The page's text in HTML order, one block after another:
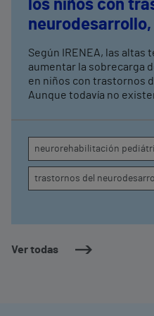
Ver todas
los niños con
neurodesarrollo,
pediátrica de
Según IRENEA, las altas
aumentar la sobrecarga
en niños con trastornos
Aunque todavía no
atención, la regulación
conducta
neurorehabilitación
trastornos del